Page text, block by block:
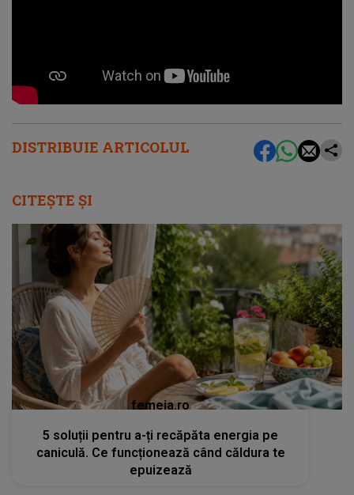
DISTRIBUIE ARTICOLUL
CITEȘTE ȘI
femeia.ro
5 soluții pentru a-ți recăpăta energia pe
caniculă. Ce funcționează când căldura te
epuizează